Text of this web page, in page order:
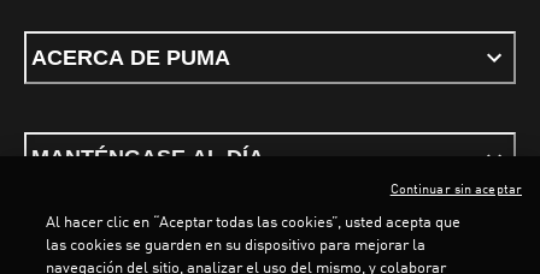
ACERCA DE PUMA
MANTÉNGASE AL DÍA
Al hacer clic en “Aceptar todas las cookies”, usted acepta que
las cookies se guarden en su dispositivo para mejorar la
navegación del sitio, analizar el uso del mismo, y colaborar
Continuar sin aceptar